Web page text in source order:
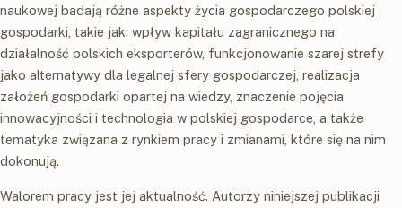
naukowej badają różne aspekty życia gospodarczego polskiej
gospodarki, takie jak: wpływ kapitału zagranicznego na
działalność polskich eksporterów, funkcjonowanie szarej strefy
jako alternatywy dla legalnej sfery gospodarczej, realizacja
założeń gospodarki opartej na wiedzy, znaczenie pojęcia
innowacyjności i technologia w polskiej gospodarce, a także
tematyka związana z rynkiem pracy i zmianami, które się na nim
dokonują.
Walorem pracy jest jej aktualność. Autorzy niniejszej publikacji